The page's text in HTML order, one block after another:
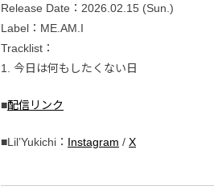
Release Date：2026.02.15 (Sun.)
Label：ME.AM.I
Tracklist：
1. 今日は何もしたくない日
■配信リンク
■Lil’Yukichi： Instagram / X